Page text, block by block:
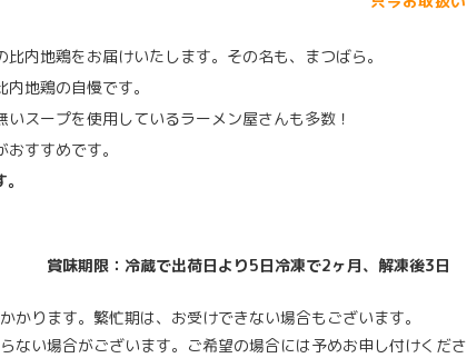
内地鶏をお届けいたします。その名も、まつばら。
地鶏の自慢です。
スープを使用しているラーメン屋さんも多数！
すすめです。
賞味期限：冷蔵で出荷日より5日冷凍で2ヶ月、解凍後3日
かります。繁忙期は、お受けできない場合もございます。
ない場合がございます。ご希望の場合には予めお申し付けくださ